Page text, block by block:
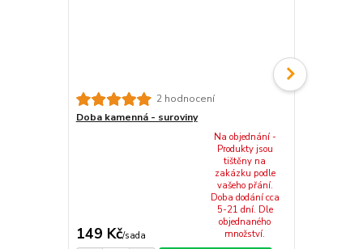
2 hodnocení
Doba kamenná - suroviny
149 Kč/sada
Na objednání -
Produkty jsou
tištěny na
zakázku podle
vašeho přání.
Doba dodání cca
5-21 dní. Dle
objednaného
množství.